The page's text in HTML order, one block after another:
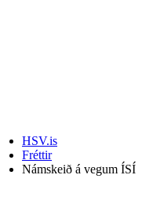
HSV.is
Fréttir
Námskeið á vegum ÍSÍ